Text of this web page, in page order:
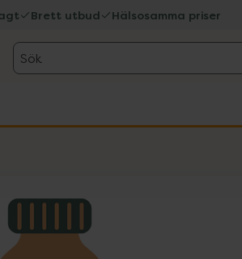
Brett utbud Hälsosamma priser
Sök
1 objekt.